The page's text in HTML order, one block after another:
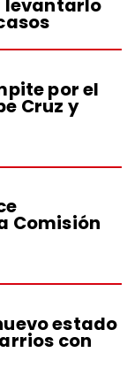
levantarlo
por el
Cruz y
Comisión
estado
con